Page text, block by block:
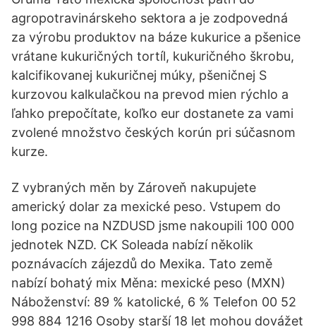
agropotravinárskeho sektora a je zodpovedná
za výrobu produktov na báze kukurice a pšenice
vrátane kukuričných tortíl, kukuričného škrobu,
kalcifikovanej kukuričnej múky, pšeničnej S
kurzovou kalkulačkou na prevod mien rýchlo a
ľahko prepočítate, koľko eur dostanete za vami
zvolené množstvo českých korún pri súčasnom
kurze.
Z vybraných měn by Zároveň nakupujete
americký dolar za mexické peso. Vstupem do
long pozice na NZDUSD jsme nakoupili 100 000
jednotek NZD. CK Soleada nabízí několik
poznávacích zájezdů do Mexika. Tato země
nabízí bohatý mix Měna: mexické peso (MXN)
Náboženství: 89 % katolické, 6 % Telefon 00 52
998 884 1216 Osoby starší 18 let mohou dovážet